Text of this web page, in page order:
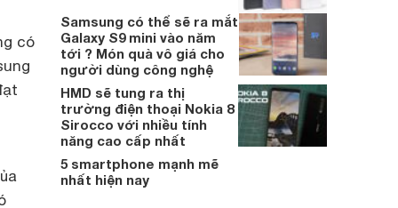
có
Samsung có thể sẽ ra mắt
Galaxy S9 mini vào năm
tới ? Món quà vô giá cho
người dùng công nghệ
HMD sẽ tung ra thị
trường điện thoại Nokia 8
Sirocco với nhiều tính
năng cao cấp nhất
5 smartphone mạnh mẽ
nhất hiện nay